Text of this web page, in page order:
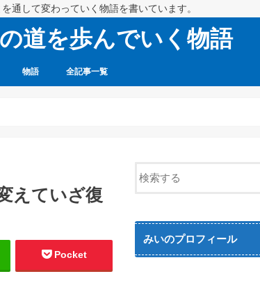
通して変わっていく物語を書いています。
道を歩んでいく物語
物語 全記事一覧
えていざ復
Pocket
みいのプロフィール